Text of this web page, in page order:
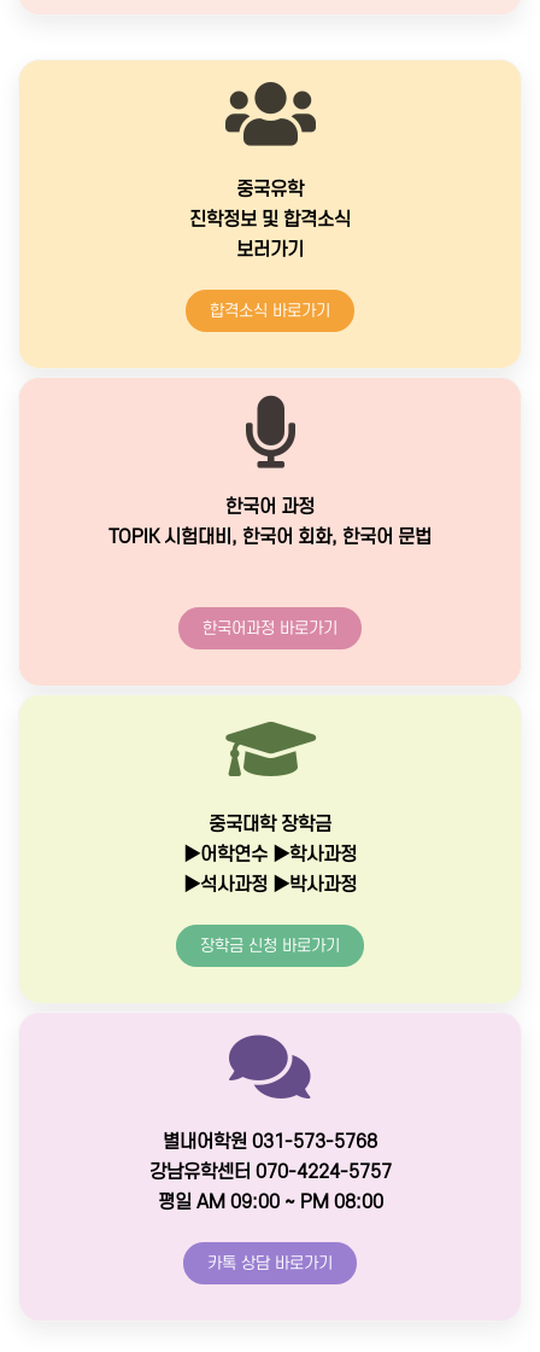
중국유학
진학정보 및 합격소식
보러가기
합격소식 바로가기
한국어 과정
TOPIK 시험대비, 한국어 회화, 한국어 문법
한국어과정 바로가기
중국대학 장학금
▶어학연수 ▶학사과정
▶석사과정 ▶박사과정
장학금 신청 바로가기
별내어학원 031-573-5768
강남유학센터 070-4224-5757
평일 AM 09:00 ~ PM 08:00
카톡 상담 바로가기